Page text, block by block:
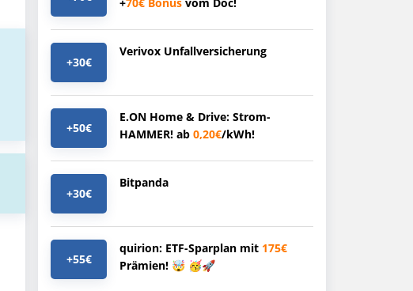
+30€
Verivox Unfallversicherung
+50€
E.ON Home & Drive: Strom-
HAMMER! ab 0,20€/kWh!
+30€
Bitpanda
+55€
quirion: ETF-Sparplan mit 175€
Prämien! 🤯 🥳🚀